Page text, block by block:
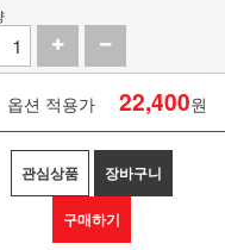
옵션 적용가 22,400원
관심상품 장바구니
구매하기